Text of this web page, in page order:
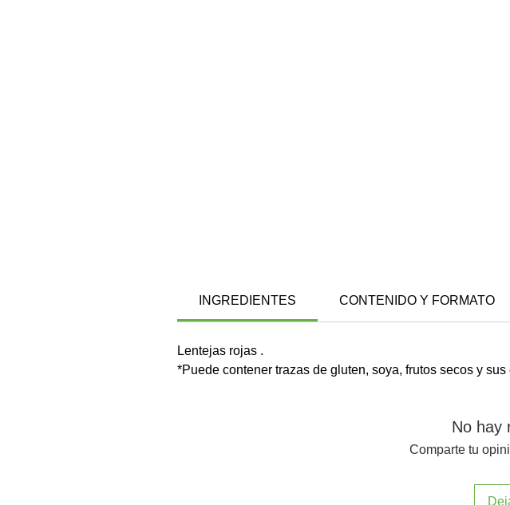
INGREDIENTES CONTENIDO Y FORMATO
Lentejas rojas .
*Puede contener trazas de gluten, soya, frutos secos y sus
No hay
Comparte tu